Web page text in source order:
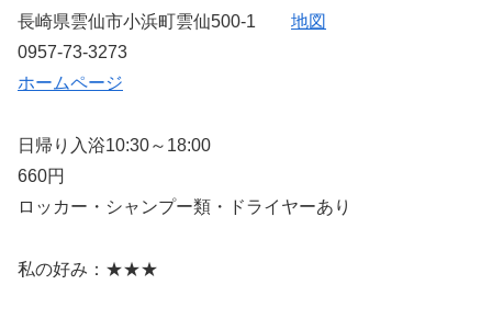
長崎県雲仙市小浜町雲仙500-1 地図
0957-73-3273
ホームページ
日帰り入浴10:30～18:00
660円
ロッカー・シャンプー類・ドライヤーあり
私の好み：★★★